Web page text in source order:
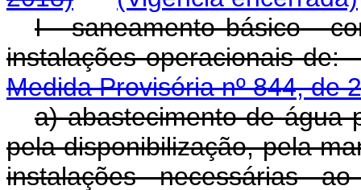
I - saneamento básico -
instalações
Medida Provisória nº 844, de
a) abastecimento de água
pela disponibilização, pela
instalações necessárias